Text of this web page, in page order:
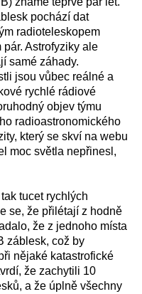
pochází dat
radioteleskopem
Astrofyziky ale
samé záhady.
jsou vůbec reálné a
rychlé rádiové
objev týmu
radioastronomického
který se skví na webu
moc světla nepřinesl,
tucet rychlých
se, že přilétají z hodně
že z jednoho místa
záblesk, což by
nějaké katastrofické
že zachytili 10
a že úplně všechny